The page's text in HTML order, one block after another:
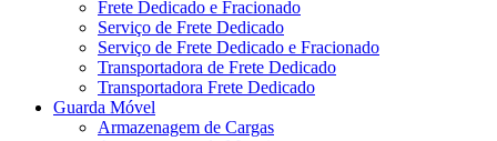
Frete Dedicado e Fracionado
Serviço de Frete Dedicado
Serviço de Frete Dedicado e Fracionado
Transportadora de Frete Dedicado
Transportadora Frete Dedicado
Guarda Móvel
Armazenagem de Cargas